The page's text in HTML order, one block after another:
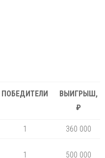
ПОБЕДИТЕЛИ
ВЫИГРЫШ,
₽
1 360 000
1 500 000